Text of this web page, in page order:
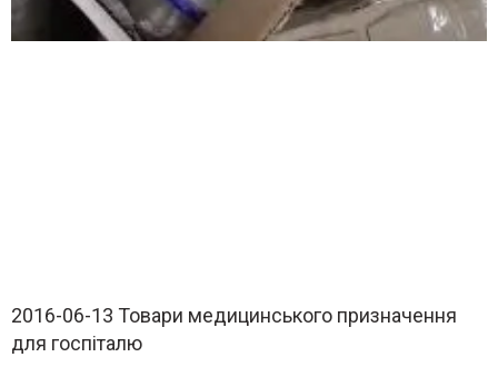
2016-06-13 Товари медицинського призначення
для госпіталю